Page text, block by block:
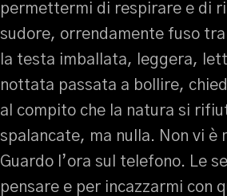
permettermi di respirare e di
sudore, orrendamente fuso
la testa imballata, leggera,
nottata passata a bollire,
al compito che la natura si
spalancate, ma nulla. Non vi
Guardo l’ora sul telefono. Le
pensare e per incazzarmi con